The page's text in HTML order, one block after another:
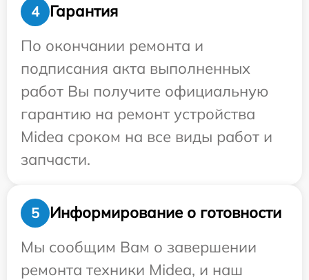
4
Гарантия
По окончании ремонта и
подписания акта выполненных
работ Вы получите официальную
гарантию на ремонт устройства
Midea сроком на все виды работ и
запчасти.
5
Информирование о готовности
Мы сообщим Вам о завершении
ремонта техники Midea, и наш